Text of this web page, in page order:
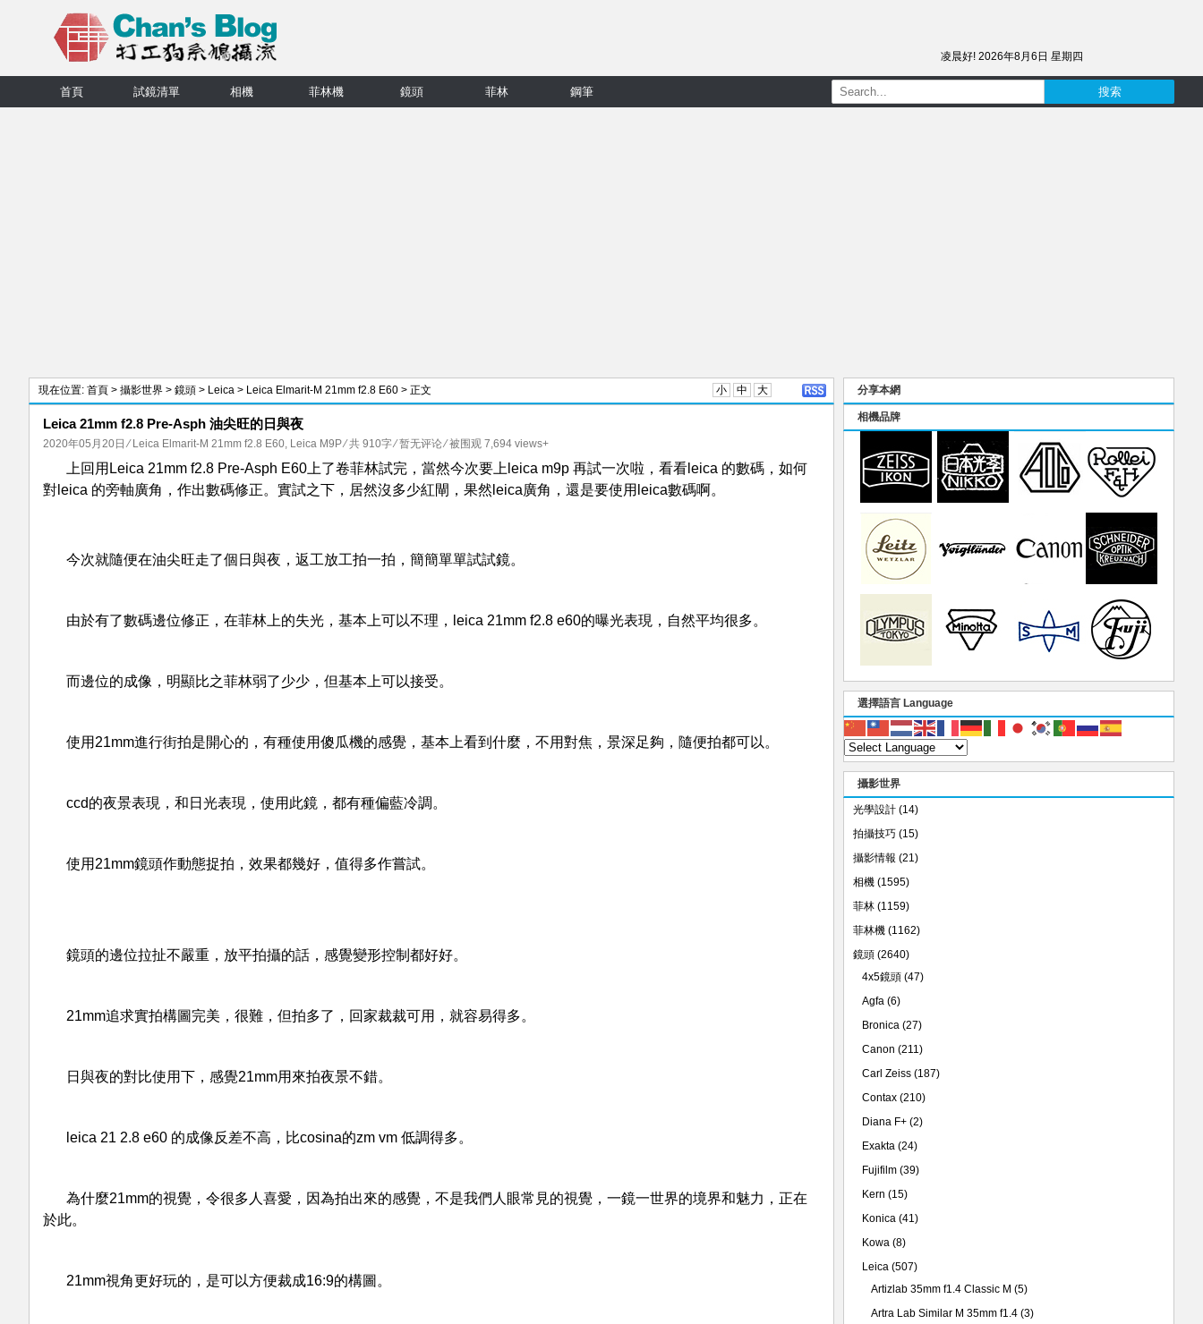
凌晨好! 2026年8月6日 星期四
首頁 試鏡清單 相機 菲林機 鏡頭 菲林 鋼筆
現在位置: 首頁 > 攝影世界 > 鏡頭 > Leica > Leica Elmarit-M 21mm f2.8 E60 > 正文 小 中 大
Leica 21mm f2.8 Pre-Asph 油尖旺的日與夜
2020年05月20日 ⁄ Leica Elmarit-M 21mm f2.8 E60, Leica M9P⁄ 共 910字⁄暂无评论⁄ 被围观 7,694 views+
上回用Leica 21mm f2.8 Pre-Asph E60上了卷菲林試完，當然今次要上leica m9p 再試一次啦，看看leica 的數碼，如何
對leica 的旁軸廣角，作出數碼修正。實試之下，居然沒多少紅閘，果然leica廣角，還是要使用leica數碼啊。
今次就隨便在油尖旺走了個日與夜，返工放工拍一拍，簡簡單單試試鏡。
由於有了數碼邊位修正，在菲林上的失光，基本上可以不理，leica 21mm f2.8 e60的曝光表現，自然平均很多。
而邊位的成像，明顯比之菲林弱了少少，但基本上可以接受。
使用21mm進行街拍是開心的，有種使用傻瓜機的感覺，基本上看到什麼，不用對焦，景深足夠，隨便拍都可以。
ccd的夜景表現，和日光表現，使用此鏡，都有種偏藍冷調。
使用21mm鏡頭作動態捉拍，效果都幾好，值得多作嘗試。
鏡頭的邊位拉扯不嚴重，放平拍攝的話，感覺變形控制都好好。
21mm追求實拍構圖完美，很難，但拍多了，回家裁裁可用，就容易得多。
日與夜的對比使用下，感覺21mm用來拍夜景不錯。
leica 21 2.8 e60 的成像反差不高，比cosina的zm vm 低調得多。
為什麼21mm的視覺，令很多人喜愛，因為拍出來的感覺，不是我們人眼常見的視覺，一鏡一世界的境界和魅力，正在
於此。
21mm視角更好玩的，是可以方便裁成16:9的構圖。
分享本網
相機品牌
選擇語言 Language
攝影世界
光學設計 (14)
拍攝技巧 (15)
攝影情報 (21)
相機 (1595)
菲林 (1159)
菲林機 (1162)
鏡頭 (2640)
4x5鏡頭 (47)
Agfa (6)
Bronica (27)
Canon (211)
Carl Zeiss (187)
Contax (210)
Diana F+ (2)
Exakta (24)
Fujifilm (39)
Kern (15)
Konica (41)
Kowa (8)
Leica (507)
Artizlab 35mm f1.4 Classic M (5)
Artra Lab Similar M 35mm f1.4 (3)